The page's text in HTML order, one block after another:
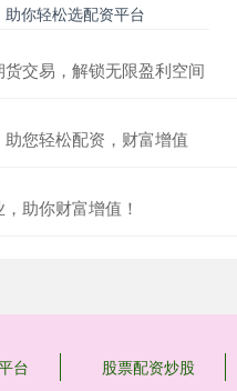
你轻松选配资平台
交易，解锁无限盈利空间
您轻松配资，财富增值
助你财富增值！
台 股票配资炒股